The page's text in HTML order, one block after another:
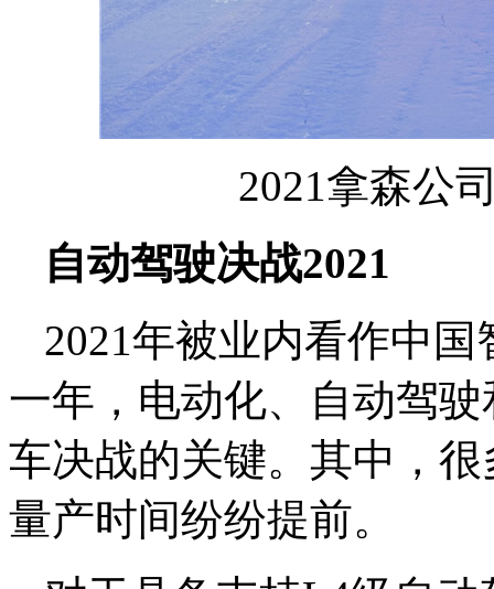
2021拿森公
自动驾驶决战2021
2021年被业内看作中国
一年，电动化、自动驾
车决战的关键。其中，
量产时间纷纷提前。